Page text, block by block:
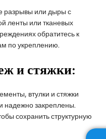
разрывы или дыры с
ленты или тканевых
обратитесь к
по укреплению.
и стяжки:
втулки и стяжки
надежно закреплены.
сохранить структурную